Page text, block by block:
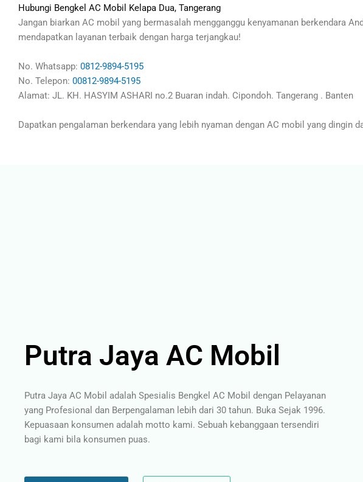
Hubungi Bengkel AC Mobil Kelapa Dua, Tangerang
Jangan biarkan AC mobil yang bermasalah mengganggu kenyamanan berkendara
mendapatkan layanan terbaik dengan harga terjangkau!
No. Whatsapp: 0812-9894-5195
No. Telepon: 00812-9894-5195
Alamat: JL. KH. HASYIM ASHARI no.2 Buaran indah. Cipondoh. Tangerang . Banten
Dapatkan pengalaman berkendara yang lebih nyaman dengan AC mobil yang dingin
Putra Jaya AC Mobil
Putra Jaya AC Mobil adalah Spesialis Bengkel AC Mobil dengan Pelayanan
yang Profesional dan Berpengalaman lebih dari 30 tahun. Buka Sejak 1996.
Kepuasaan konsumen adalah motto kami. Sebuah kebanggaan tersendiri
bagi kami bila konsumen puas.